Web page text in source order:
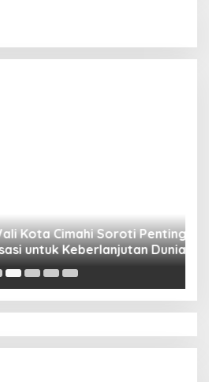
Soroti Pentingnya
Dunia